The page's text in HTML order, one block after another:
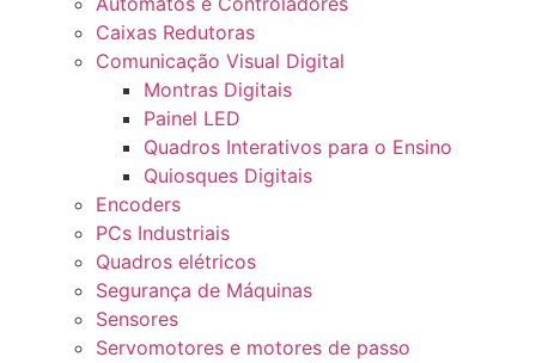
Caixas Redutoras
Comunicação Visual Digital
Montras Digitais
Painel LED
Quadros Interativos para o Ensino
Quiosques Digitais
Encoders
PCs Industriais
Quadros elétricos
Segurança de Máquinas
Sensores
Servomotores e motores de passo